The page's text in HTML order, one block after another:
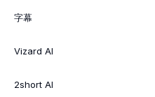
字幕
Vizard AI
2short AI